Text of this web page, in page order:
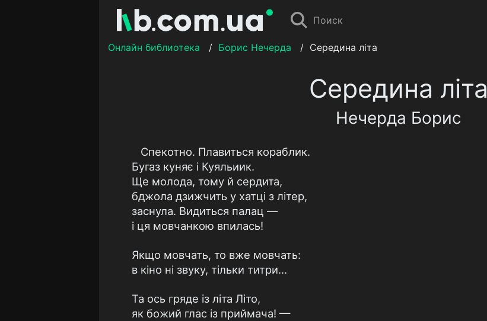
Поиск
Онлайн библиотека / Борис Нечерда / Середина літа
Середина літа
Нечерда Борис
Спекотно. Плавиться кораблик.
Бугаз куняє і Куяльиик.
Ще молода, тому й сердита,
бджола дзижчить у хатці з літер,
заснула. Видиться палац —
і ця мовчанкою впилась!
Якщо мовчать, то вже мовчать:
в кіно ні звуку, тільки титри…
Та ось гряде із літа Літо,
як божий глас із приймача! —